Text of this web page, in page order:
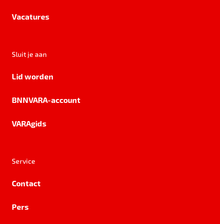
Vacatures
Sluit je aan
Lid worden
BNNVARA-account
VARAgids
Service
Contact
Pers